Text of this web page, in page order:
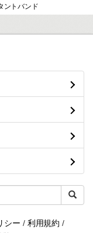
ントバンド
シー / 利用規約 /